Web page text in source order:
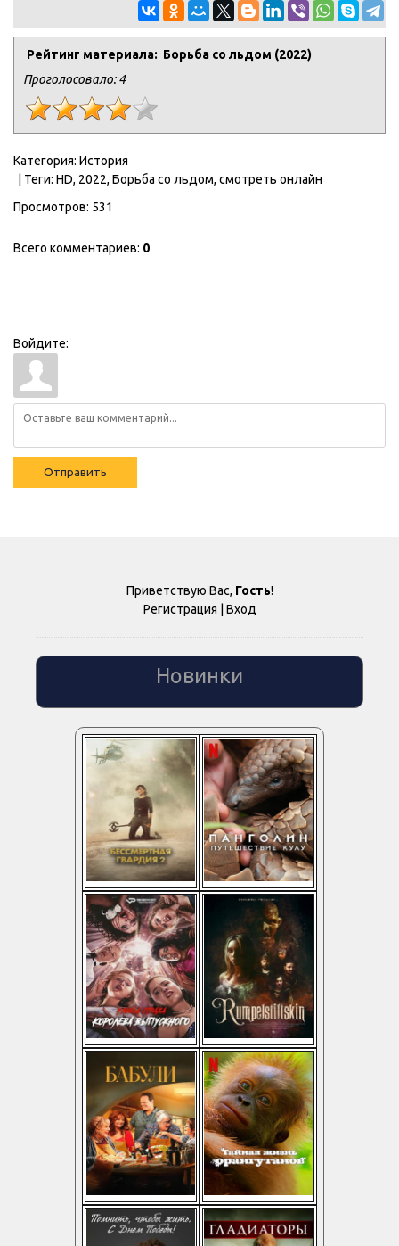
Рейтинг материала: Борьба со льдом (2022)
Проголосовало:4
Категория: История
| Теги: HD, 2022, Борьба со льдом, смотреть онлайн
Просмотров: 531
Всего комментариев: 0
Войдите:
Отправить
Приветствую Вас, Гость!
Регистрация | Вход
Новинки